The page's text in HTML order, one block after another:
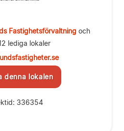
Fastighetsförvaltning och
lediga lokaler
denna lokalen
336354